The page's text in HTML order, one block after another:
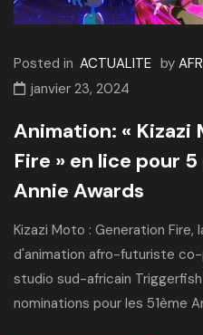
Posted in ACTUALITE by
janvier 23, 2024
Animation: « Kizazi
Fire » en lice pour
Annie Awards
Kizazi Moto : Generation
d'animation afro-futuriste
studio sud-africain
nominations pour les 51ème